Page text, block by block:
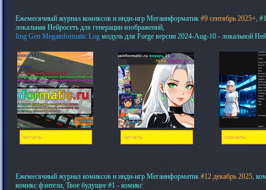
Ежемесячный журнал комиксов и инди-игр Мегаинформатик #9 сентябрь 2025+,
локальная Нейросеть для генерации изображений,
Img Gen Megainformatic Log модуль для Forge версии 2024-Aug-10 - локальной
читать читать скачать
Ежемесячный журнал комиксов и инди-игр Мегаинформатик #12 декабрь 2025,
комикс фэнтези, Твое будущее #1 - комикс